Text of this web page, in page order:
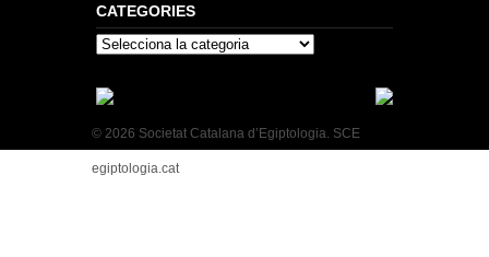
CATEGORIES
Categories
© 2026 Societat Catalana d’Egiptologia. SCE
egiptologia.cat